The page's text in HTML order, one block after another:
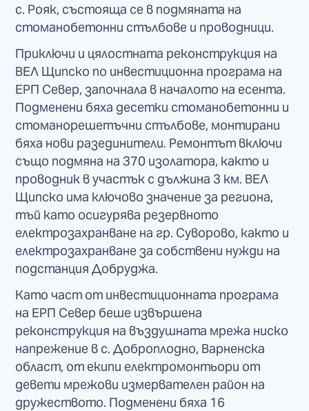
с. Рояк, състояща се в подмяната на
стоманобетонни стълбове и проводници.
Приключи и цялостната реконструкция на
ВЕЛ Щипско по инвестиционна програма на
ЕРП Север, започнала в началото на есента.
Подменени бяха десетки стоманобетонни и
стоманорешетъчни стълбове, монтирани
бяха нови разединители. Ремонтът включи
също подмяна на 370 изолатора, както и
проводник в участък с дължина 3 км. ВЕЛ
Щипско има ключово значение за региона,
тъй като осигурява резервното
електрозахранване на гр. Суворово, както и
електрозахранване за собствени нужди на
подстанция Добруджа.
Като част от инвестиционната програма
на ЕРП Север беше извършена
реконструкция на въздушната мрежа ниско
напрежение в с. Доброплодно, Варненска
област, от екипи електромонтьори от
девети мрежови измервателен район на
дружеството. Подменени бяха 16